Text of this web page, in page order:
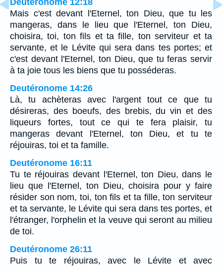
Mais c'est devant l'Eternel, ton Dieu, que tu les
mangeras, dans le lieu que l'Eternel, ton Dieu,
choisira, toi, ton fils et ta fille, ton serviteur et ta
servante, et le Lévite qui sera dans tes portes; et
c'est devant l'Eternel, ton Dieu, que tu feras servir
à ta joie tous les biens que tu posséderas.
Deutéronome 14:26
Là, tu achèteras avec l'argent tout ce que tu
désireras, des boeufs, des brebis, du vin et des
liqueurs fortes, tout ce qui te fera plaisir, tu
mangeras devant l'Eternel, ton Dieu, et tu te
réjouiras, toi et ta famille.
Deutéronome 16:11
Tu te réjouiras devant l'Eternel, ton Dieu, dans le
lieu que l'Eternel, ton Dieu, choisira pour y faire
résider son nom, toi, ton fils et ta fille, ton serviteur
et ta servante, le Lévite qui sera dans tes portes, et
l'étranger, l'orphelin et la veuve qui seront au milieu
de toi.
Deutéronome 26:11
Puis tu te réjouiras, avec le Lévite et avec